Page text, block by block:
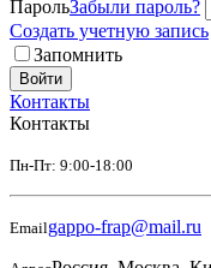
ПарольЗабыли пароль?
Создать учетную запись
Запомнить
Войти
Контакты
Контакты
Пн-Пт: 9:00-18:00
Emailgappo-frap@mail.ru